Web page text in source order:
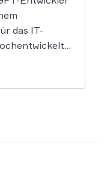
das IT-